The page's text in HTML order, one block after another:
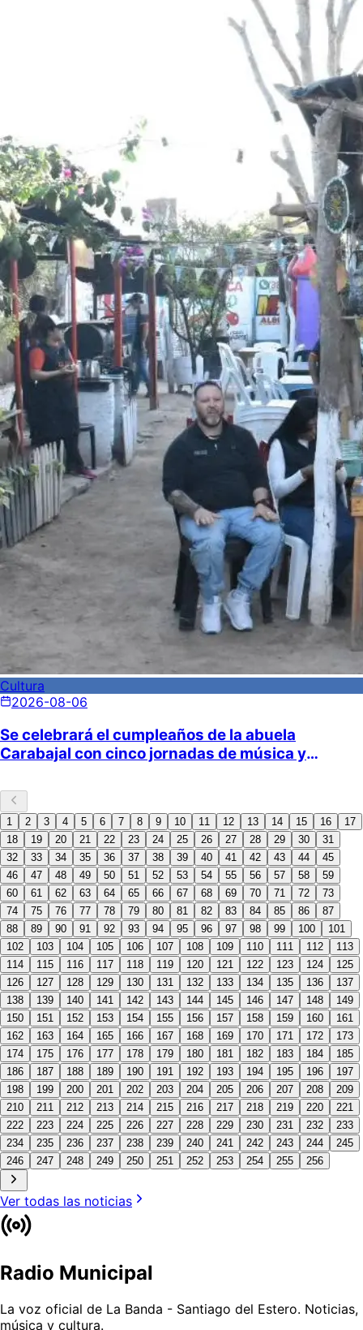
Cultura
2026-08-06
Se celebrará el cumpleaños de la abuela
Carabajal con cinco jornadas de música y
1 2 3 4 5 6 7 8 9 10 11 12 13 14 15 16
17
18
19 20 21 22 23 24 25 26 27 28 29 30
31
32
33 34 35 36 37 38 39 40 41 42 43 44
45
46
47 48 49 50 51 52 53 54 55 56 57 58
59
60
61 62 63 64 65 66 67 68 69 70 71 72
73
74
75 76 77 78 79 80 81 82 83 84 85 86
87
88
89 90 91 92 93 94 95 96 97 98 99 100
101
102
103 104 105 106 107 108 109 110 111 112
113
114
115 116 117 118 119 120 121 122 123 124
125
126
127 128 129 130 131 132 133 134 135 136
137
138
139 140 141 142 143 144 145 146 147 148
149
150
151 152 153 154 155 156 157 158 159 160
161
162
163 164 165 166 167 168 169 170 171 172
173
174
175 176 177 178 179 180 181 182 183 184
185
186
187 188 189 190 191 192 193 194 195 196
197
198
199 200 201 202 203 204 205 206 207 208
209
210
211 212 213 214 215 216 217 218 219 220
221
222
223 224 225 226 227 228 229 230 231 232
233
234
235 236 237 238 239 240 241 242 243 244
245
246
247 248 249 250 251 252 253 254 255 256
Ver todas las noticias
Radio Municipal
La voz oficial de La Banda - Santiago del Estero. Noticias,
música y cultura.